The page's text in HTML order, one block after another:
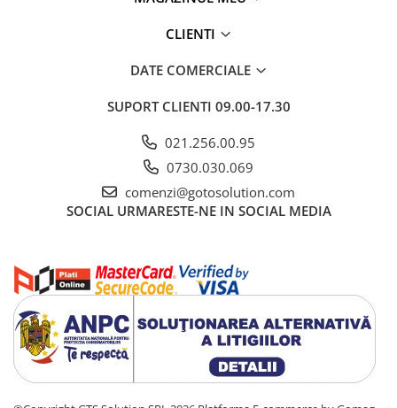
CLIENTI
DATE COMERCIALE
SUPORT CLIENTI 09.00-17.30
021.256.00.95
0730.030.069
comenzi@gotosolution.com
SOCIAL URMARESTE-NE IN SOCIAL MEDIA